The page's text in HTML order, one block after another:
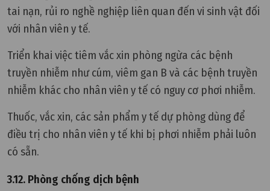
tai nạn, rủi ro nghề nghiệp liên quan đến vi sinh vật đối
với nhân viên y tế.
Triển khai việc tiêm vắc xin phòng ngừa các bệnh
truyền nhiễm như cúm, viêm gan B và các bệnh truyền
nhiễm khác cho nhân viên y tế có nguy cơ phơi nhiễm.
Thuốc, vắc xin, các sản phẩm y tế dự phòng dùng để
điều trị cho nhân viên y tế khi bị phơi nhiễm phải luôn
có sẵn.
3.12. Phòng chống dịch bệnh